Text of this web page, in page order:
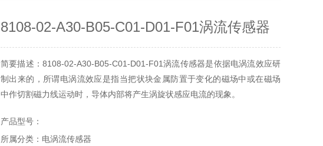
8108-02-A30-B05-C01-D01-F01涡流传感器
简要描述：8108-02-A30-B05-C01-D01-F01涡流传感器是依据电涡流效应研
制出来的，所谓电涡流效应是指当把状块金属防置于变化的磁场中或在磁场
中作切割磁力线运动时，导体内部将产生涡旋状感应电流的现象。
产品型号：
所属分类：电涡流传感器